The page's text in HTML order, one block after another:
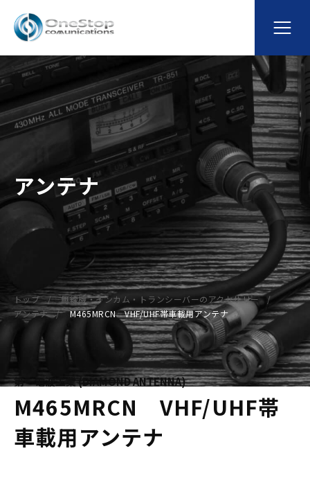
アンテナ
トップ
無線機・インカム・トランシーバーのアクセサリー
アンテナ
M465MRCN VHF/UHF帯車載用アンテナ
第一電波工業 (DIAMOND ANTENNA)
M465MRCN VHF/UHF帯
車載用アンテナ